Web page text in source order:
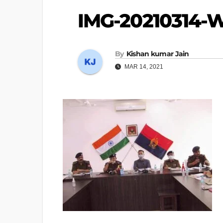
IMG-20210314-
By Kishan kumar Jain
MAR 14, 2021